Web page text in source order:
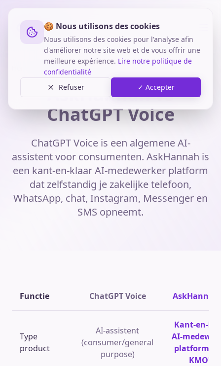
🍪 Nous utilisons des cookies
Nous utilisons des cookies pour l'analyse afin
d'améliorer notre site web et de vous offrir une
meilleure expérience. Lire notre politique de
confidentialité
Refuser
✓ Accepter
Vergelijkingen AskHannah vs ChatGPT Voice
AskHannahvs
ChatGPT Voice
ChatGPT Voice is een algemene AI-
assistent voor consumenten. AskHannah is
een kant-en-klaar AI-medewerker platform
dat zelfstandig je zakelijke telefoon,
WhatsApp, chat, Instagram, Messenger en
SMS opneemt.
Functie ChatGPT Voice
Type
product
AI-assistent
(consumer/general
purpose)
Kant-en-
AI-
platform
KMO's